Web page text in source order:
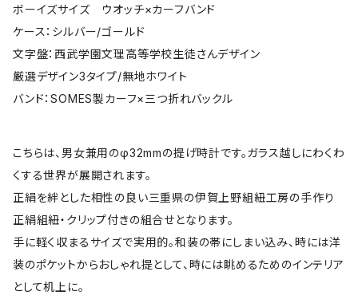
ボーイズサイズ ウオッチ×カーフバンド
ケース：シルバー/ゴールド
文字盤：西武学園文理高等学校生徒さんデザイン
厳選デザイン3タイプ/無地ホワイト
バンド：SOMES製カーフ×三つ折れバックル
こちらは、男女兼用のφ32mmの提げ時計です。ガラス越しにわくわ
くする世界が展開されます。
正絹を絆とした相性の良い三重県の伊賀上野組紐工房の手作り
正絹組紐・クリップ付きの組合せとなります。
手に軽く収まるサイズで実用的。和装の帯にしまい込み、時には洋
装のポケットからおしゃれ提として、時には眺めるためのインテリア
として机上に。